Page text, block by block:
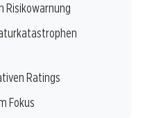
Risikowarnung
Ratings
Fokus